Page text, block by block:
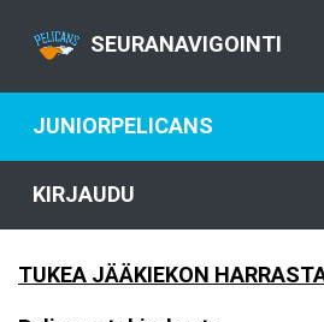
SEURANAVIGOINTI
JUNIORPELICANS
KIRJAUDU
TUKEA JÄÄKIEKON